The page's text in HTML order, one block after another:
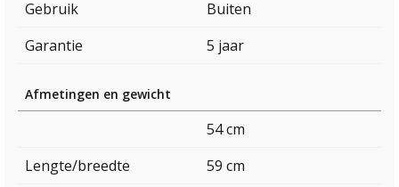
Gebruik
Buiten
Garantie
5 jaar
Afmetingen en gewicht
54 cm
Lengte/breedte
59 cm